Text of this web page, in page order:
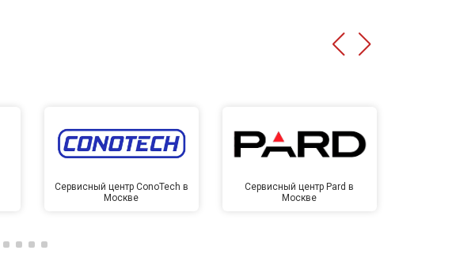
Сервисный центр ConoTech в
Москве
Сервисный центр Pard в
Москве